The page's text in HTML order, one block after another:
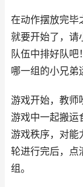
在动作摆放完毕
就要开始了，请
队伍中排好队
哪一组的小兄弟
游戏开始，教师
游戏中一起搬运
游戏秩序，对能
轮进行完后，点
组。